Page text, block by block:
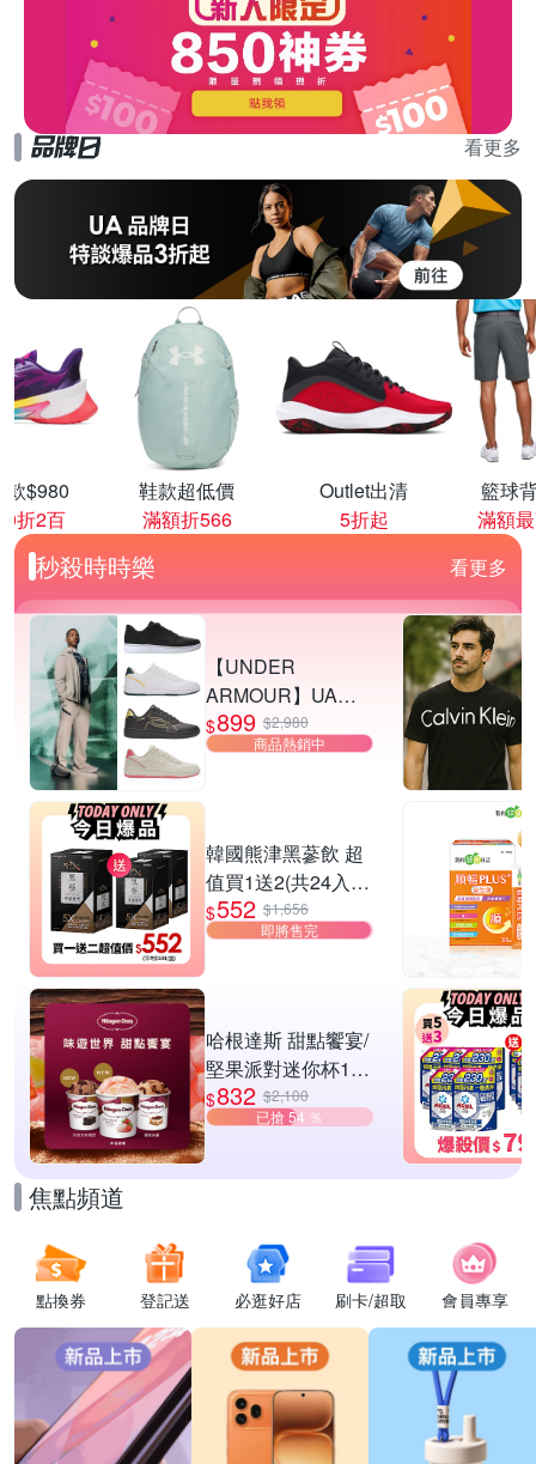
看更多
款$980
折2百
鞋款超低價
滿額折566
Outlet出清
5折起
籃球
滿額
秒殺時時樂 看更多
【UNDER
ARMOUR】UA
Tempo 運動休閒鞋
多款任選
$899 $2,980
商品熱銷中
韓國熊津黑蔘飲 超
值買1送2(共24入
組)
$552 $1,656
即將售完
哈根達斯 甜點饗宴/
堅果派對迷你杯16
入組 任選
$832 $2,100
已搶 54 ％
焦點頻道
點換券 登記送 必逛好店 刷卡/超取 會員專享